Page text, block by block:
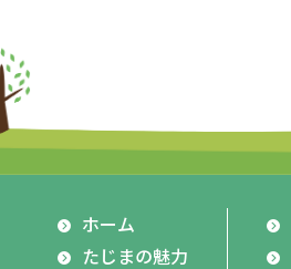
ホーム
たじまの魅力